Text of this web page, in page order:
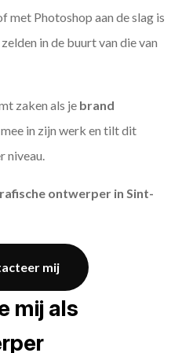
met Photoshop aan de slag is
in de buurt van die van
zaken als je brand
mee in zijn werk en tilt dit
niveau.
ontwerper in Sint-
mij
mij als